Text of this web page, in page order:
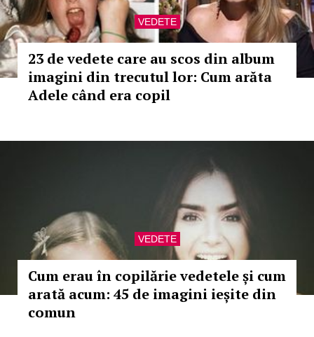
VEDETE
23 de vedete care au scos din album
imagini din trecutul lor: Cum arăta
Adele când era copil
VEDETE
Cum erau în copilărie vedetele și cum
arată acum: 45 de imagini ieșite din
comun